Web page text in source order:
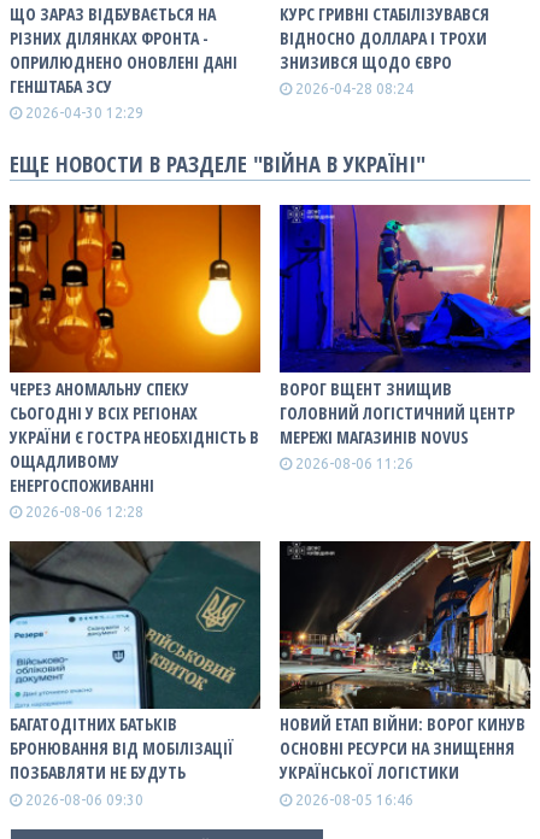
ЩО ЗАРАЗ ВІДБУВАЄТЬСЯ НА
РІЗНИХ ДІЛЯНКАХ ФРОНТА -
ОПРИЛЮДНЕНО ОНОВЛЕНІ ДАНІ
ГЕНШТАБА ЗСУ
2026-04-30 12:29
КУРС ГРИВНІ СТАБІЛІЗУВАВСЯ
ВІДНОСНО ДОЛЛАРА І ТРОХИ
ЗНИЗИВСЯ ЩОДО ЄВРО
2026-04-28 08:24
ЕЩЕ НОВОСТИ В РАЗДЕЛЕ "ВІЙНА В УКРАЇНІ"
ЧЕРЕЗ АНОМАЛЬНУ СПЕКУ
СЬОГОДНІ У ВСІХ РЕГІОНАХ
УКРАЇНИ Є ГОСТРА НЕОБХІДНІСТЬ В
ОЩАДЛИВОМУ
ЕНЕРГОСПОЖИВАННІ
2026-08-06 12:28
ВОРОГ ВЩЕНТ ЗНИЩИВ
ГОЛОВНИЙ ЛОГІСТИЧНИЙ ЦЕНТР
МЕРЕЖІ МАГАЗИНІВ NOVUS
2026-08-06 11:26
БАГАТОДІТНИХ БАТЬКІВ
БРОНЮВАННЯ ВІД МОБІЛІЗАЦІЇ
ПОЗБАВЛЯТИ НЕ БУДУТЬ
2026-08-06 09:30
НОВИЙ ЕТАП ВІЙНИ: ВОРОГ КИНУВ
ОСНОВНІ РЕСУРСИ НА ЗНИЩЕННЯ
УКРАЇНСЬКОЇ ЛОГІСТИКИ
2026-08-05 16:46